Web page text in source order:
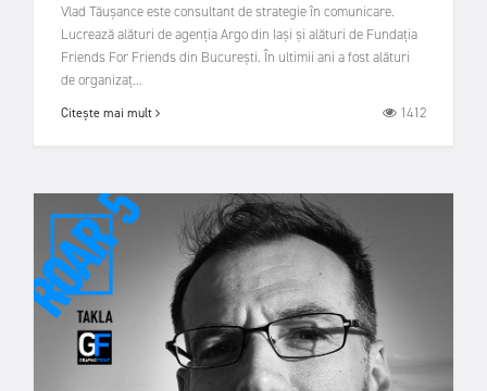
Vlad Tăușance este consultant de strategie în comunicare.
Lucrează alături de agenția Argo din Iași și alături de Fundația
Friends For Friends din București. În ultimii ani a fost alături
de organizaț...
Citește mai mult 1412